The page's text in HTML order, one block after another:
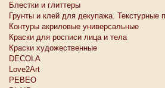
Блестки и глиттеры
Грунты и клей для декупажа. Текстурные
Контуры акриловые универсальные
Краски для росписи лица и тела
Краски художественные
DECOLA
Love2Art
PEBEO